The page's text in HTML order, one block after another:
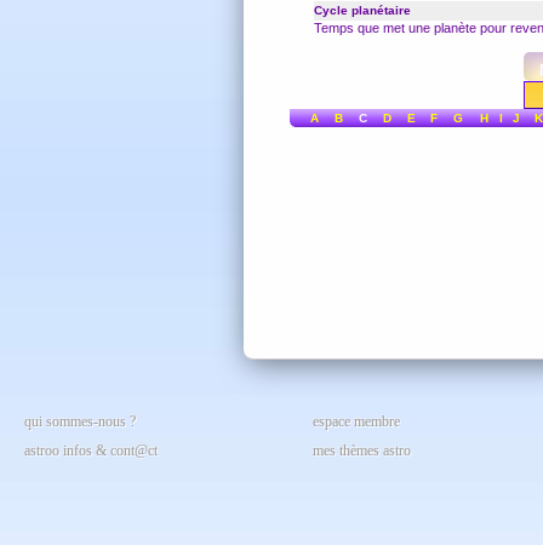
Cycle planétaire
Temps que met une planète pour
A B C D E F G H I J K
qui sommes-nous ?
astroo infos & cont@ct
espace membre
mes thèmes astro